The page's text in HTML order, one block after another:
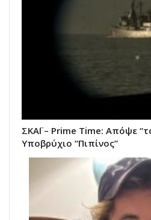
ΣΚΑΪ – Prime Time: Απόψε
Υποβρύχιο “Πιπίνος”